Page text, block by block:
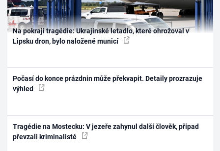
Na pokraji tragédie: Ukrajinské letadlo, které ohrožoval v
Lipsku dron, bylo naložené municí
Počasí do konce prázdnin může překvapit. Detaily prozrazuje
výhled
Tragédie na Mostecku: V jezeře zahynul další člověk, případ
převzali kriminalisté